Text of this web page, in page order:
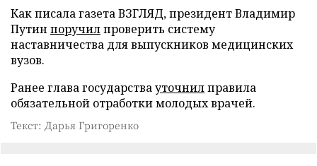
Как писала газета ВЗГЛЯД, президент Владимир
Путин поручилпроверить систему
наставничества для выпускников медицинских
вузов.
Ранее глава государствауточнилправила
обязательной отработки молодых врачей.
Текст: Дарья Григоренко